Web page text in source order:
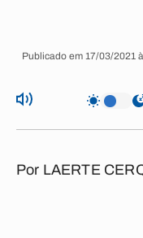
Publicado em 17/03/2021
Por LAERTE